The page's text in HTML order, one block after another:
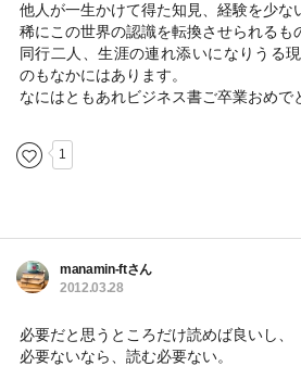
他人が一生かけて得た知見、経験を少な
稀にこの世界の認識を転換させられるも
同行二人、生涯の連れ添いになりうる
のもなかにはあります。
なにはともあれビジネス書ご卒業おめで
1
manamin-ftさん
2012.03.28
必要だと思うところだけ読めば良いし、
必要ないなら、読む必要ない。